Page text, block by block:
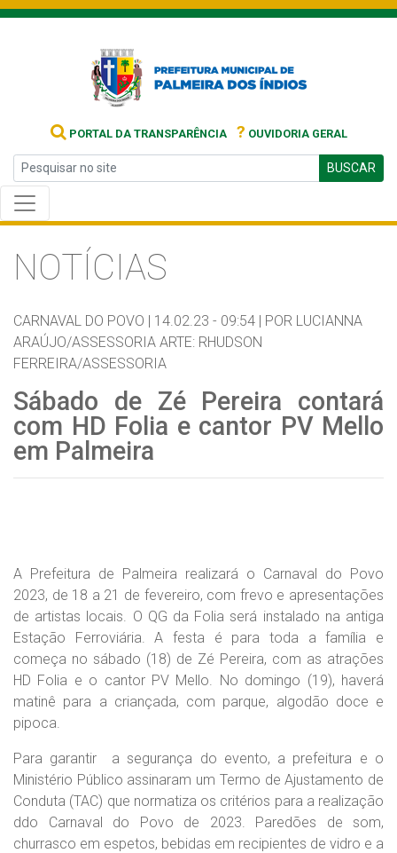
PORTAL DA TRANSPARÊNCIA ? OUVIDORIA GERAL
BUSCAR
NOTÍCIAS
CARNAVAL DO POVO | 14.02.23 - 09:54 | POR LUCIANNA
ARAÚJO/ASSESSORIA ARTE: RHUDSON
FERREIRA/ASSESSORIA
Sábado de Zé Pereira contará
com HD Folia e cantor PV Mello
em Palmeira
A Prefeitura de Palmeira realizará o Carnaval do Povo
2023, de 18 a 21 de fevereiro, com frevo e apresentações
de artistas locais. O QG da Folia será instalado na antiga
Estação Ferroviária. A festa é para toda a família e
começa no sábado (18) de Zé Pereira, com as atrações
HD Folia e o cantor PV Mello. No domingo (19), haverá
matinê para a criançada, com parque, algodão doce e
pipoca.
Para garantir a segurança do evento, a prefeitura e o
Ministério Público assinaram um Termo de Ajustamento de
Conduta (TAC) que normatiza os critérios para a realização
ddo Carnaval do Povo de 2023. Paredões de som,
churrasco em espetos, bebidas em recipientes de vidro e a